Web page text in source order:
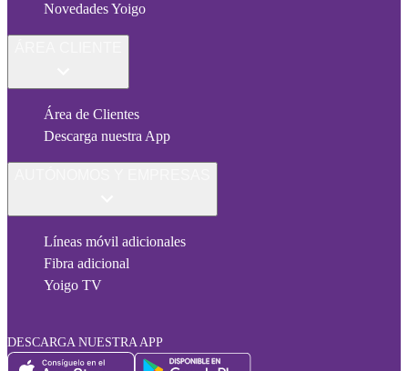
Novedades Yoigo
Área de Clientes
Descarga nuestra App
Líneas móvil adicionales
Fibra adicional
Yoigo TV
DESCARGA NUESTRA APP